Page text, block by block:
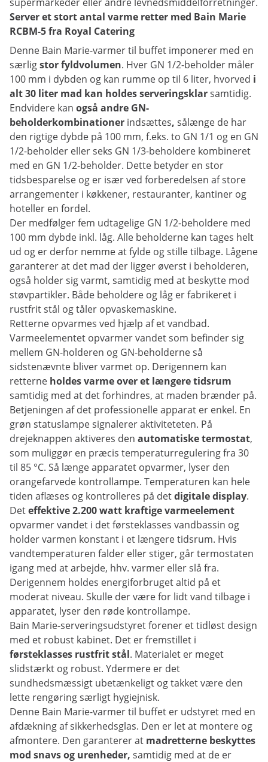
Server et stort antal varme retter med Bain Marie
RCBM-5 fra Royal Catering
Denne Bain Marie-varmer til buffet imponerer med en
særligstor fyldvolumen. Hver GN 1/2-beholder måler
100 mm i dybden og kan rumme op til 6 liter, hvorved i
alt 30 liter mad kan holdes serveringsklarsamtidig.
Endvidere kan også andre GN-
beholderkombinationer indsættes, sålænge de har
den rigtige dybde på 100 mm, f.eks. to GN 1/1 og en GN
1/2-beholder eller seks GN 1/3-beholdere kombineret
med en GN 1/2-beholder. Dette betyder en stor
tidsbesparelse og er især ved forberedelsen af store
arrangementer i køkkener, restauranter, kantiner og
hoteller en fordel.
Der medfølger fem udtagelige GN 1/2-beholdere med
100 mm dybde inkl. låg. Alle beholderne kan tages helt
ud og er derfor nemme at fylde og stille tilbage. Lågene
garanterer at det mad der ligger øverst i beholderen,
også holder sig varmt, samtidig med at beskytte mod
støvpartikler. Både beholdere og låg er fabrikeret i
rustfrit stål og tåler opvaskemaskine.
Retterne opvarmes ved hjælp af et vandbad.
Varmeelementet opvarmer vandet som befinder sig
mellem GN-holderen og GN-beholderne så
sidstenævnte bliver varmet op. Derigennem kan
retterne holdes varme over et længere tidsrum
samtidig med at det forhindres, at maden brænder på.
Betjeningen af det professionelle apparat er enkel. En
grøn statuslampe signalerer aktiviteteten. På
drejeknappen aktiveres den automatiske termostat,
som muliggør en præcis temperaturregulering fra 30
til 85 °C. Så længe apparatet opvarmer, lyser den
orangefarvede kontrollampe. Temperaturen kan hele
tiden aflæses og kontrolleres på detdigitale display.
Deteffektive 2.200 watt kraftige varmeelement
opvarmer vandet i det førsteklasses vandbassin og
holder varmen konstant i et længere tidsrum. Hvis
vandtemperaturen falder eller stiger, går termostaten
igang med at arbejde, hhv. varmer eller slå fra.
Derigennem holdes energiforbruget altid på et
moderat niveau. Skulle der være for lidt vand tilbage i
apparatet, lyser den røde kontrollampe.
Bain Marie-serveringsudstyret forener et tidløst design
med et robust kabinet. Det er fremstillet i
førsteklasses rustfrit stål. Materialet er meget
slidstærkt og robust. Ydermere er det
sundhedsmæssigt ubetænkeligt og takket være den
lette rengøring særligt hygiejnisk.
Denne Bain Marie-varmer til buffet er udstyret med en
afdækning af sikkerhedsglas. Den er let at montere og
afmontere. Den garanterer at madretterne beskyttes
mod snavs og urenheder, samtidig med at de er